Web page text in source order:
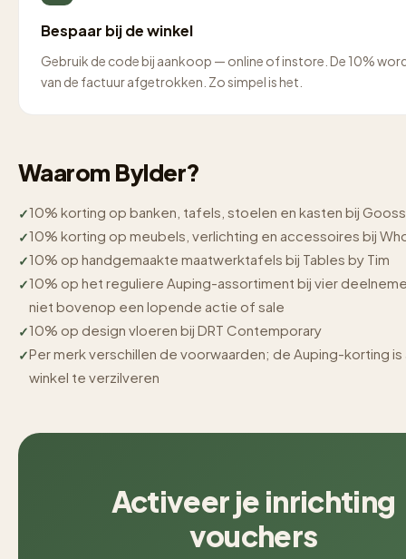
Bespaar bij de winkel
Gebruik de code bij aankoop — online of instore. De 10%
van de factuur afgetrokken. Zo simpel is het.
Waarom Bylder?
10% korting op banken, tafels, stoelen en kasten bij
10% korting op meubels, verlichting en accessoires bij
10% op handgemaakte maatwerktafels bij Tables by Tim
10% op het reguliere Auping-assortiment bij vier
niet bovenop een lopende actie of sale
10% op design vloeren bij DRT Contemporary
Per merk verschillen de voorwaarden; de Auping-korting is
winkel te verzilveren
Activeer je inrichting
vouchers